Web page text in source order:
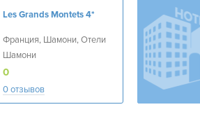
Les Grands Montets4*
Франция, Шамони, Отели
Шамони
0
0 отзывов